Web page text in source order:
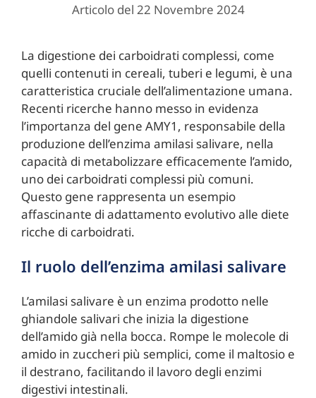
Articolo del 22 Novembre 2024
La digestione dei carboidrati complessi, come
quelli contenuti in cereali, tuberi e legumi, è una
caratteristica cruciale dell’alimentazione umana.
Recenti ricerche hanno messo in evidenza
l’importanza del gene AMY1, responsabile della
produzione dell’enzima amilasi salivare, nella
capacità di metabolizzare efficacemente l’amido,
uno dei carboidrati complessi più comuni.
Questo gene rappresenta un esempio
affascinante di adattamento evolutivo alle diete
ricche di carboidrati.
Il ruolo dell’enzima amilasi salivare
L’amilasi salivare è un enzima prodotto nelle
ghiandole salivari che inizia la digestione
dell’amido già nella bocca. Rompe le molecole di
amido in zuccheri più semplici, come il maltosio e
il destrano, facilitando il lavoro degli enzimi
digestivi intestinali.